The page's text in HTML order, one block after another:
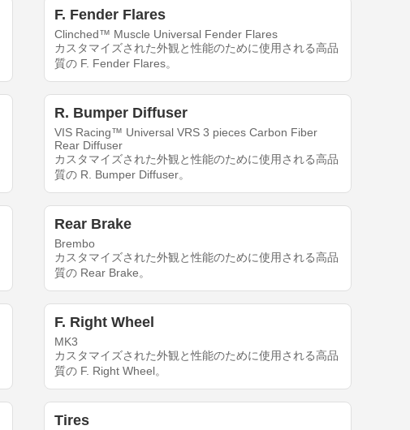
F. Fender Flares
Clinched™ Muscle Universal Fender Flares
カスタマイズされた外観と性能のために使用される高品
質の F. Fender Flares。
R. Bumper Diffuser
VIS Racing™ Universal VRS 3 pieces Carbon Fiber
Rear Diffuser
カスタマイズされた外観と性能のために使用される高品
質の R. Bumper Diffuser。
Rear Brake
Brembo
カスタマイズされた外観と性能のために使用される高品
質の Rear Brake。
F. Right Wheel
MK3
カスタマイズされた外観と性能のために使用される高品
質の F. Right Wheel。
Tires